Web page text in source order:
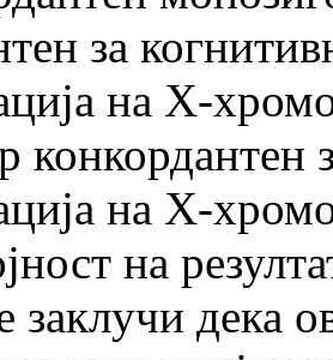
за
на X-
на X-
на
заклучи дека